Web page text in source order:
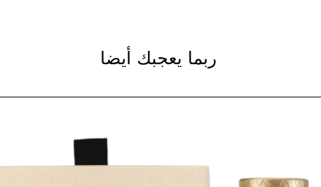
ربما يعجبك أيضا